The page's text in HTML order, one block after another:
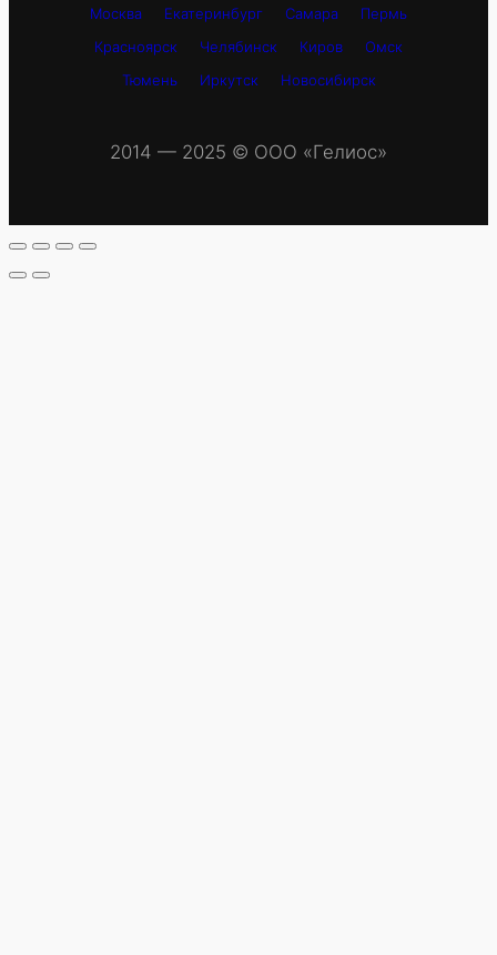
Москва Екатеринбург Самара
Пермь
Красноярск
Челябинск Киров
Омск
Тюмень
Иркутск Новосибирск
2014 — 2025 © OOO «Гелиос»